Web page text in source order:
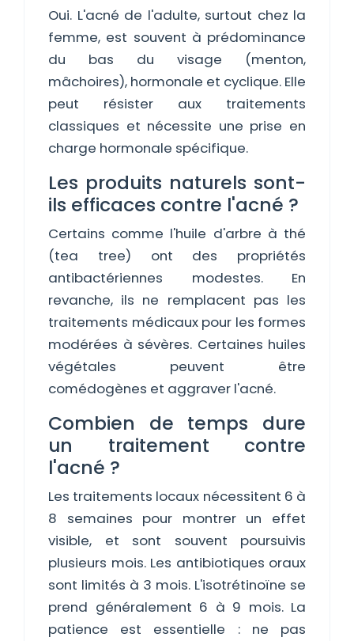
Oui. L'acné de l'adulte, surtout chez la
femme, est souvent à prédominance
du bas du visage (menton,
mâchoires), hormonale et cyclique. Elle
peut résister aux traitements
classiques et nécessite une prise en
charge hormonale spécifique.
Les produits naturels sont-
ils efficaces contre l'acné ?
Certains comme l'huile d'arbre à thé
(tea tree) ont des propriétés
antibactériennes modestes. En
revanche, ils ne remplacent pas les
traitements médicaux pour les formes
modérées à sévères. Certaines huiles
végétales peuvent être
comédogènes et aggraver l'acné.
Combien de temps dure
un traitement contre
l'acné ?
Les traitements locaux nécessitent 6 à
8 semaines pour montrer un effet
visible, et sont souvent poursuivis
plusieurs mois. Les antibiotiques oraux
sont limités à 3 mois. L'isotrétinoïne se
prend généralement 6 à 9 mois. La
patience est essentielle : ne pas